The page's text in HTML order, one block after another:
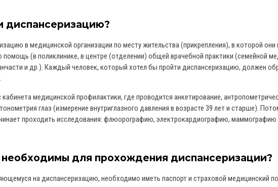
диспансеризацию?
в медицинской организации по месту жительства (прикрепления), в которой
(в поликлинике, в центре (отделении) общей врачебной практики (семейной
и др.). Каждый человек, который хотел бы пройти диспансеризацию, должен
медицинской профилактики, где проводится анкетирование,
глаз (измерение внутриглазного давления в возрасте 39 лет и старше).
проходить исследования: флюорографию, электрокардиографию, маммографию
для прохождения диспансеризации?
на диспансеризацию, необходимо иметь паспорт и страховой медицинский